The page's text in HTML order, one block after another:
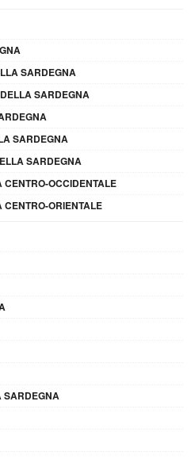
SARDEGNA
SARDEGNA
SARDEGNA
SARDEGNA
OCCIDENTALE
ORIENTALE
SARDEGNA